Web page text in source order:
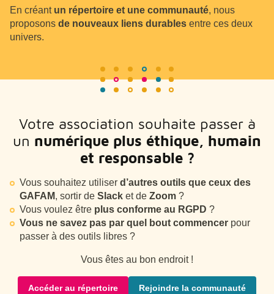
En créant un répertoire et une communauté, nous
proposons de nouveaux liens durables entre ces deux
univers.
Votre association souhaite passer à
un numérique plus éthique, humain
et responsable ?
Vous souhaitez utiliser d’autres outils que ceux des
GAFAM, sortir de Slack et de Zoom ?
Vous voulez être plus conforme au RGPD ?
Vous ne savez pas par quel bout commencer pour
passer à des outils libres ?
Vous êtes au bon endroit !
Accéder au répertoire Rejoindre la communauté